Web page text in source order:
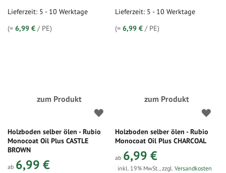
Lieferzeit: 5 - 10 Werktage
(= 6,99 € / PE)
Lieferzeit: 5 - 10 Werktage
(=6,99 € / PE)
zum Produkt
Holzboden selber ölen - Rubio
Monocoat Oil Plus CASTLE
BROWN
ab 6,99 €
zum Produkt
Holzboden selber ölen - Rubio
Monocoat Oil Plus CHARCOAL
ab 6,99 €
inkl. 19% MwSt.,zzgl.Versandkosten